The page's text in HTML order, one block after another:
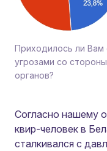
Приходилось ли Вам
угрозами со
органов?
Согласно нашему
квир-человек в
сталкивался с